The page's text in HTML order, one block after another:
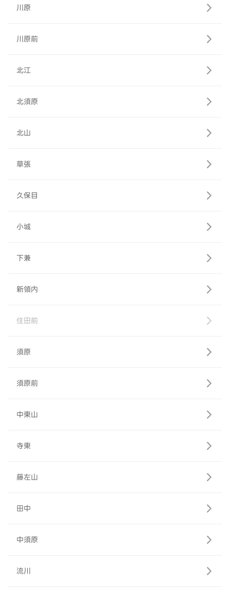
川原
川原前
北江
北須原
北山
草張
久保目
小城
下兼
新領内
住田前
須原
須原前
中東山
寺東
藤左山
田中
中須原
流川